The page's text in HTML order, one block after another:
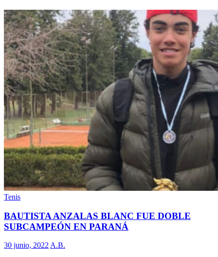
Tenis
BAUTISTA ANZALAS BLANC FUE DOBLE
SUBCAMPEÓN EN PARANÁ
30 junio, 2022 A.B.